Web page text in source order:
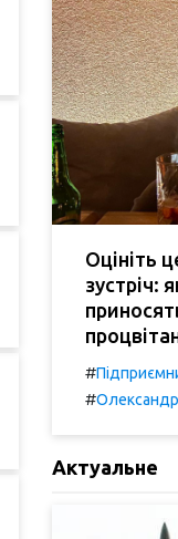
Оцініть
зустріч:
#
#
Актуальне